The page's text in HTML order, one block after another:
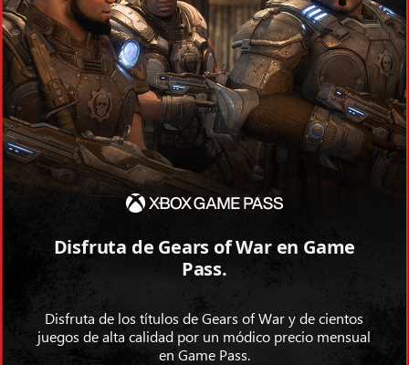
Disfruta de Gears of War en Game
Pass.
Disfruta de los títulos de Gears of War y de cientos
juegos de alta calidad por un módico precio mensual
en Game Pass.